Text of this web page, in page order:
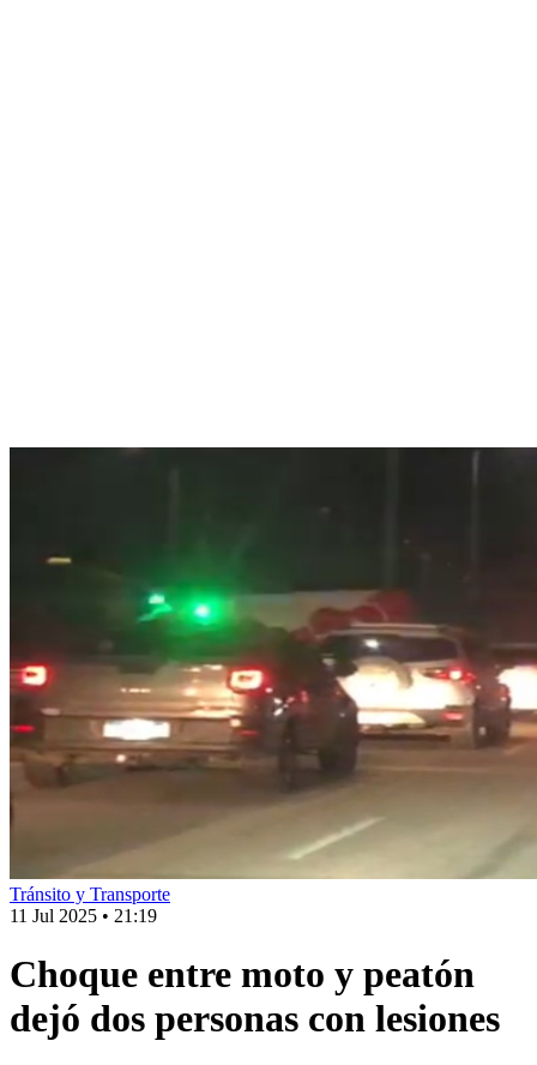
Tránsito y Transporte
11 Jul 2025 • 21:19
Choque entre moto y peatón
dejó dos personas con lesiones